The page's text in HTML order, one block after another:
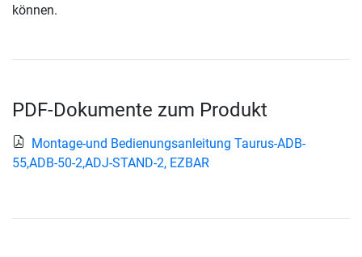
können.
PDF-Dokumente zum Produkt
Montage-und Bedienungsanleitung Taurus-ADB-
55,ADB-50-2,ADJ-STAND-2, EZBAR